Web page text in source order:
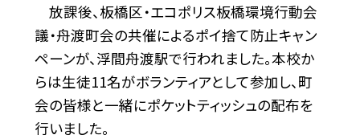
放課後、板橋区・エコポリス板橋環境行動会
議・舟渡町会の共催によるポイ捨て防止キャン
ペーンが、浮間舟渡駅で行われました。本校か
らは生徒11名がボランティアとして参加し、町
会の皆様と一緒にポケットティッシュの配布を
行いました。